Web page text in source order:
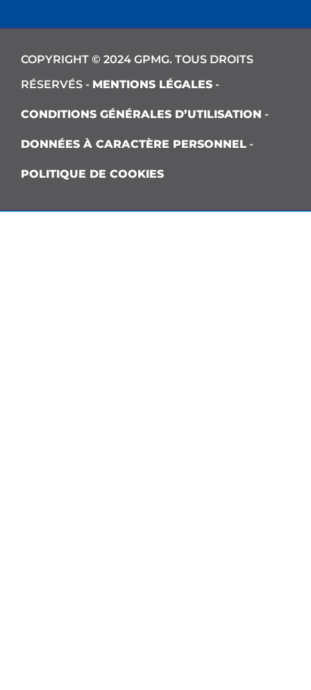
COPYRIGHT © 2024 GPMG. TOUS DROITS
RÉSERVÉS - MENTIONS LÉGALES -
CONDITIONS GÉNÉRALES D’UTILISATION -
DONNÉES À CARACTÈRE PERSONNEL -
POLITIQUE DE COOKIES